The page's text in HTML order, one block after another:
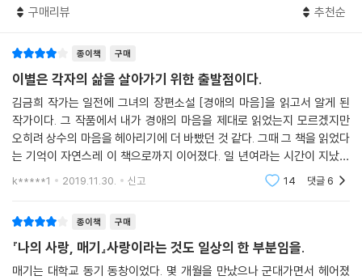
월간 『현대문학』이 펴내는 월간 [핀 소설], 그 여덟 번째 책!
[현대문학 핀 시리즈]는 당대 한국 문학의 가장 현대적이면서도 첨예한 작
가들을 선정, 월간 『현대문학』 지면에 선보이고 이것을 다시 단행본 발간
으로 이어가는 프로젝트이다. 여기에 선보이는 단행본들은 개별 작품임과
동시에 여섯 명이 ‘한 시리즈’로 큐레이션된 것이다. 현대문학은 이 시리즈
의 진지함이 ‘핀’이라는 단어의 섬세한 경쾌함과 아이러니하게 결합되기를
바란다.
도 하다. 매월 25일 발간할 예정이 후속 편들은 내로라하는 국내 최고 작가
들의 신작을 정해진 날짜에 만나볼 수 있게 기획되어 있다. 한국 출판 사상
최초로 도입되는 일종의 ‘샐러리북’ 개념이다.
구매리뷰 추천순
종이책 구매
이별은 각자의 삶을 살아가기 위한 출발점이다.
김금희 작가는 일전에 그녀의 장편소설 [경애의 마음]을 읽고서 알게 된
작가이다. 그 작품에서 내가 경애의 마음을 제대로 읽었는지 모르겠지만
오히려 상수의 마음을 헤아리기에 더 바빴던 것 같다. 그때 그 책을 읽었다
는 기억이 자연스레 이 책으로까지 이어졌다. 일 년여라는 시간이 지났음
에도 작가의 이름을 기억하고 이 책을 읽게 된 것은 아마 그녀의 작품을 읽
k*****1 2019.11.30. 신고 14 댓글6
종이책 구매
『나의 사랑, 매기』사랑이라는 것도 일상의 한 부분임을.
매기는 대학교 동기 동창이었다. 몇 개월을 만났으나 군대가면서 헤어졌